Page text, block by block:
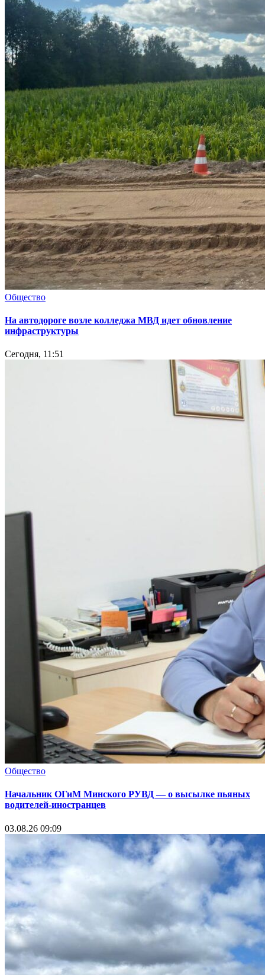
Общество
На автодороге возле колледжа МВД идет обновление
инфраструктуры
Сегодня, 11:51
Общество
Начальник ОГиМ Минского РУВД — о высылке пьяных
водителей-иностранцев
03.08.26 09:09